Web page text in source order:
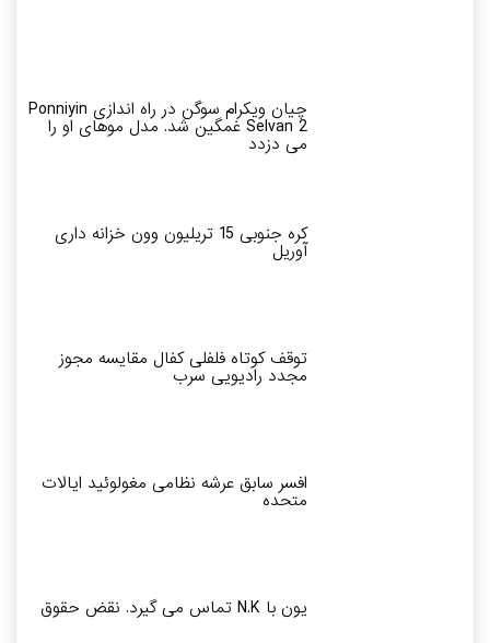
چیان ویکرام سوگن در راه اندازی Ponniyin
Selvan 2 غمگین شد. مدل موهای او را
می دزدد
کره جنوبی 15 تریلیون وون خزانه داری
آوریل
توقف کوتاه فلفلی کفال مقایسه مجوز
مجدد رادیویی سرب
افسر سابق عرشه نظامی مغولوئید ایالات
متحده
یون با N.K تماس می گیرد. نقض حقوق